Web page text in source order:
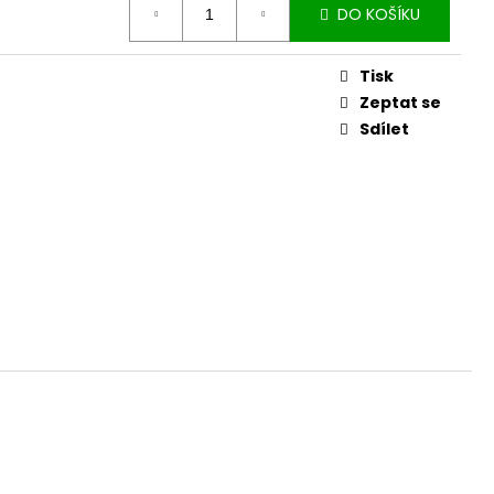
DO KOŠÍKU
Tisk
Zeptat se
Sdílet